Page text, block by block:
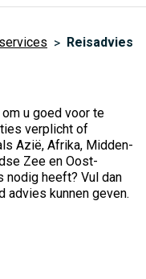
Reisadvies
u goed voor te
verplicht of
Azië, Afrika, Midden-
Zee en Oost-
nodig heeft? Vul dan
advies kunnen geven.